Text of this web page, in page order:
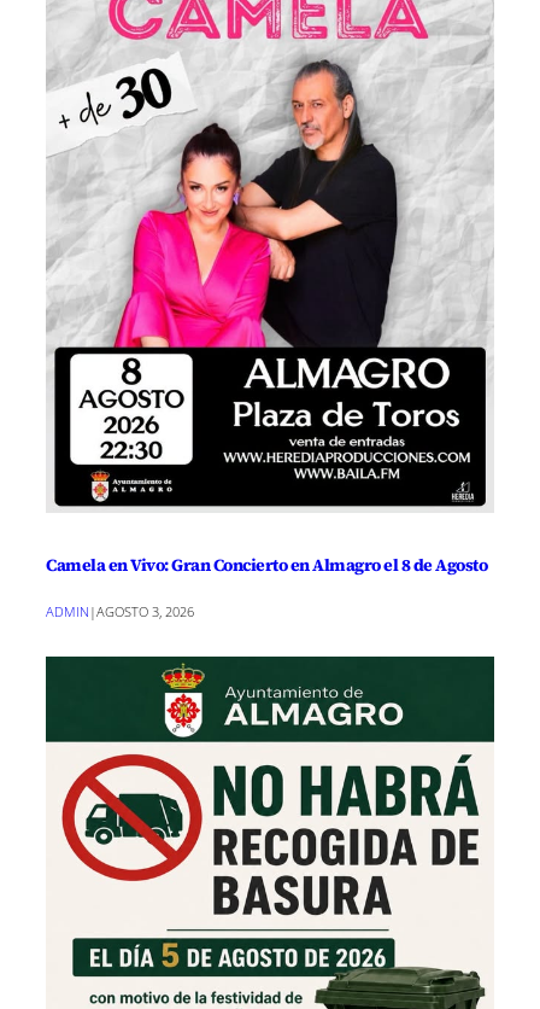
Camela en Vivo: Gran Concierto en Almagro el 8 de Agosto
ADMIN |AGOSTO 3, 2026